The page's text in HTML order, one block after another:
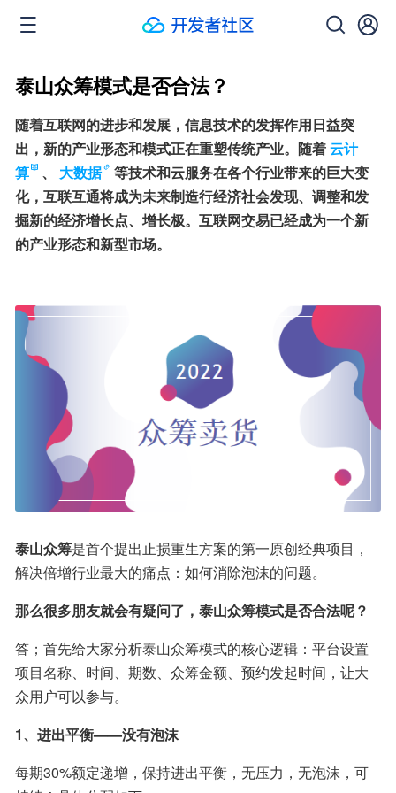
泰山众筹模式是否合法？
随着互联网的进步和发展，信息技术的发挥作用日益突
出，新的产业形态和模式正在重塑传统产业。随着云计
算
、 大数据
等技术和云服务在各个行业带来的巨大变
化，互联互通将成为未来制造行经济社会发现、调整和发
掘新的经济增长点、增长极。互联网交易已经成为一个新
的产业形态和新型市场。
泰山众筹是首个提出止损重生方案的第一原创经典项目，
解决倍增行业最大的痛点：如何消除泡沫的问题。
那么很多朋友就会有疑问了，泰山众筹模式是否合法呢？
答；首先给大家分析泰山众筹模式的核心逻辑：平台设置
项目名称、时间、期数、众筹金额、预约发起时间，让大
众用户可以参与。
1、进出平衡——没有泡沫
每期30%额定递增，保持进出平衡，无压力，无泡沫，可